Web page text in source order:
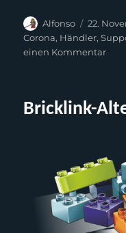
Autor
Alfonso
am
22.
Corona, Händler,
einen Kommentarzu
die
Bricklink-